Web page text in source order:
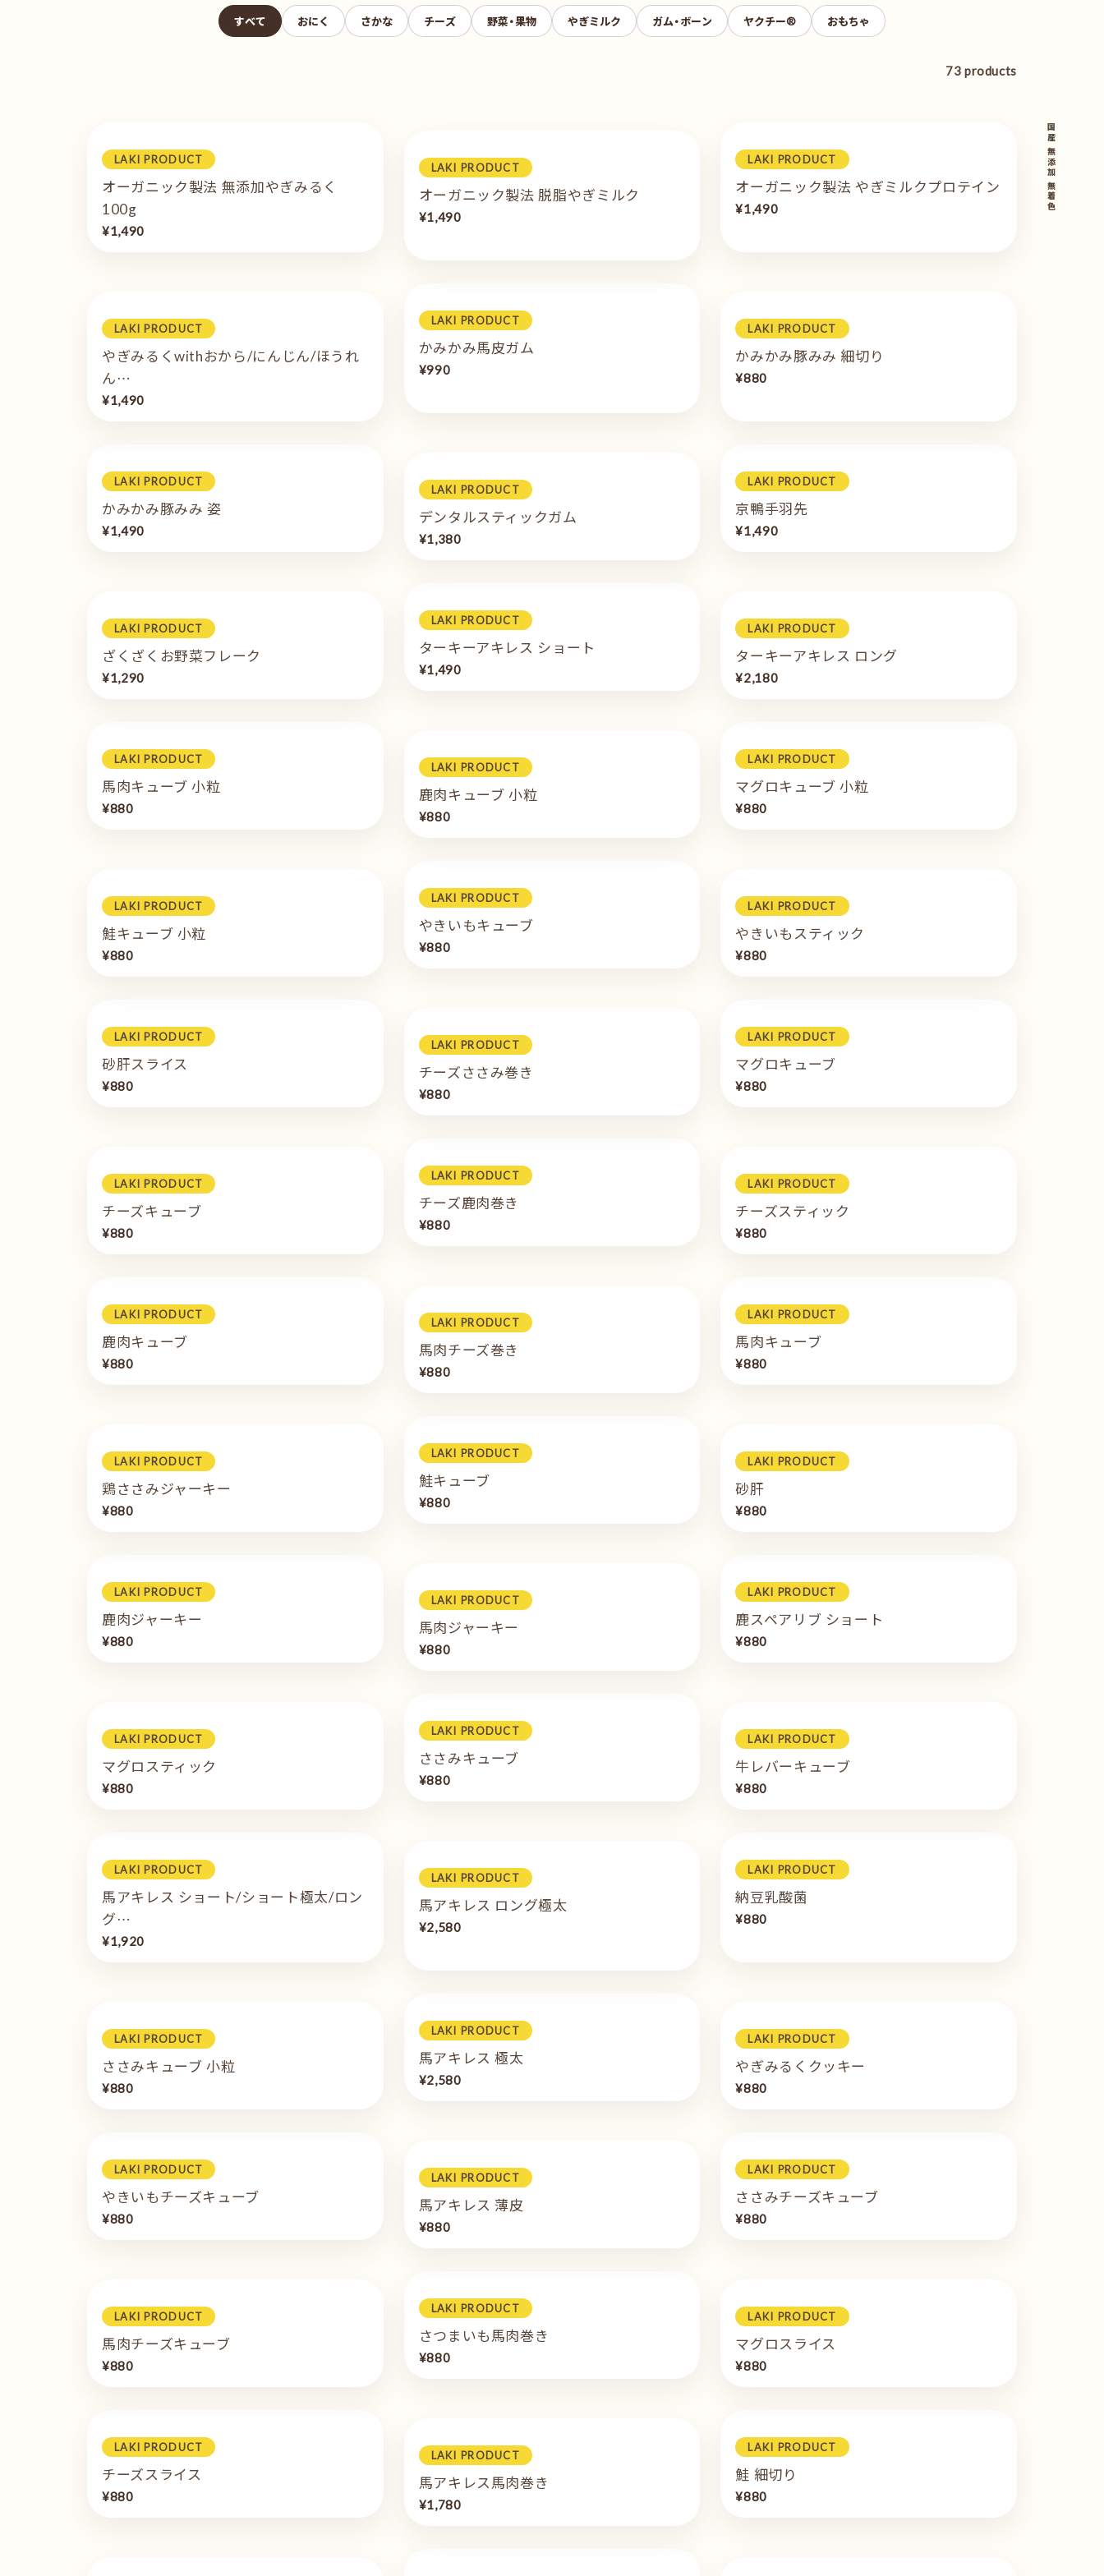
すべて おにく さかな チーズ 野菜・果物 やぎミルク ガム・ボーン ヤクチー® おもちゃ
73 products
LAKI PRODUCT
オーガニック製法 無添加やぎみるく
100g
¥1,490
LAKI PRODUCT
オーガニック製法 脱脂やぎミルク
¥1,490
LAKI PRODUCT
オーガニック製法 やぎミルクプロテイン
¥1,490
LAKI PRODUCT
やぎみるくwithおから/にんじん/ほうれ
ん…
¥1,490
LAKI PRODUCT
かみかみ馬皮ガム
¥990
LAKI PRODUCT
かみかみ豚みみ 細切り
¥880
LAKI PRODUCT
かみかみ豚みみ 姿
¥1,490
LAKI PRODUCT
デンタルスティックガム
¥1,380
LAKI PRODUCT
京鴨手羽先
¥1,490
LAKI PRODUCT
ざくざくお野菜フレーク
¥1,290
LAKI PRODUCT
ターキーアキレス ショート
¥1,490
LAKI PRODUCT
ターキーアキレス ロング
¥2,180
LAKI PRODUCT
馬肉キューブ 小粒
¥880
LAKI PRODUCT
鹿肉キューブ 小粒
¥880
LAKI PRODUCT
マグロキューブ 小粒
¥880
LAKI PRODUCT
鮭キューブ 小粒
¥880
LAKI PRODUCT
やきいもキューブ
¥880
LAKI PRODUCT
やきいもスティック
¥880
LAKI PRODUCT
砂肝スライス
¥880
LAKI PRODUCT
チーズささみ巻き
¥880
LAKI PRODUCT
マグロキューブ
¥880
LAKI PRODUCT
チーズキューブ
¥880
LAKI PRODUCT
チーズ鹿肉巻き
¥880
LAKI PRODUCT
チーズスティック
¥880
LAKI PRODUCT
鹿肉キューブ
¥880
LAKI PRODUCT
馬肉チーズ巻き
¥880
LAKI PRODUCT
馬肉キューブ
¥880
LAKI PRODUCT
鶏ささみジャーキー
¥880
LAKI PRODUCT
鮭キューブ
¥880
LAKI PRODUCT
砂肝
¥880
LAKI PRODUCT
鹿肉ジャーキー
¥880
LAKI PRODUCT
馬肉ジャーキー
¥880
LAKI PRODUCT
鹿スペアリブ ショート
¥880
LAKI PRODUCT
マグロスティック
¥880
LAKI PRODUCT
ささみキューブ
¥880
LAKI PRODUCT
牛レバーキューブ
¥880
LAKI PRODUCT
馬アキレス ショート/ショート極太/ロン
グ…
¥1,920
LAKI PRODUCT
馬アキレス ロング極太
¥2,580
LAKI PRODUCT
納豆乳酸菌
¥880
LAKI PRODUCT
ささみキューブ 小粒
¥880
LAKI PRODUCT
馬アキレス 極太
¥2,580
LAKI PRODUCT
やぎみるくクッキー
¥880
LAKI PRODUCT
やきいもチーズキューブ
¥880
LAKI PRODUCT
馬アキレス 薄皮
¥880
LAKI PRODUCT
ささみチーズキューブ
¥880
LAKI PRODUCT
馬肉チーズキューブ
¥880
LAKI PRODUCT
さつまいも馬肉巻き
¥880
LAKI PRODUCT
マグロスライス
¥880
LAKI PRODUCT
チーズスライス
¥880
LAKI PRODUCT
馬アキレス馬肉巻き
¥1,780
LAKI PRODUCT
鮭 細切り
¥880